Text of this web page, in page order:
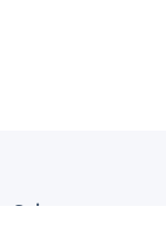
Suivez nous